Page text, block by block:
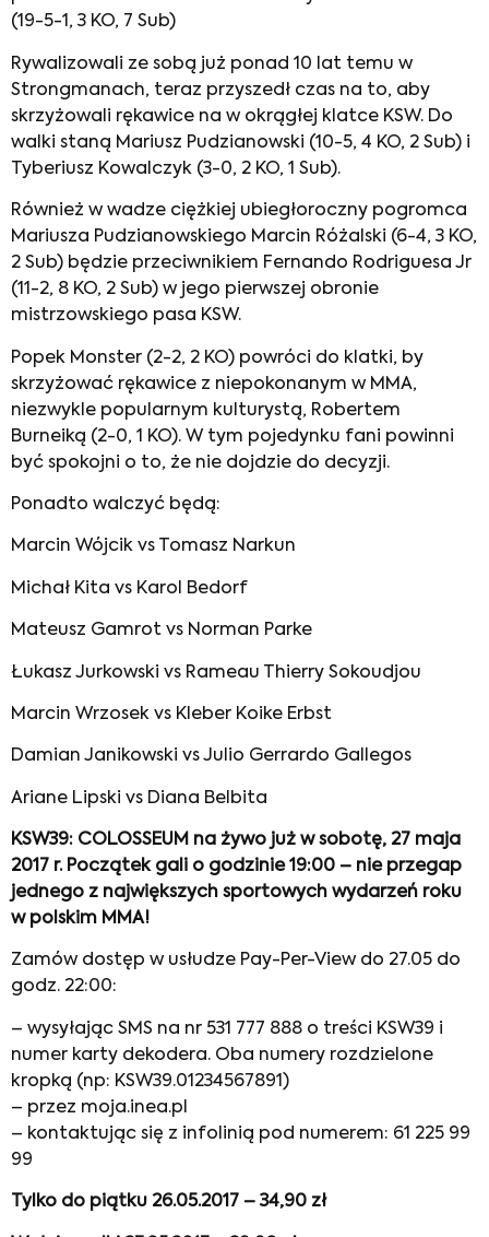
(19-5-1, 3 KO, 7 Sub)
Rywalizowali ze sobą już ponad 10 lat temu w
Strongmanach, teraz przyszedł czas na to, aby
skrzyżowali rękawice na w okrągłej klatce KSW. Do
walki staną Mariusz Pudzianowski (10-5, 4 KO, 2 Sub) i
Tyberiusz Kowalczyk (3-0, 2 KO, 1 Sub).
Również w wadze ciężkiej ubiegłoroczny pogromca
Mariusza Pudzianowskiego Marcin Różalski (6-4, 3 KO,
2 Sub) będzie przeciwnikiem Fernando Rodriguesa Jr
(11-2, 8 KO, 2 Sub) w jego pierwszej obronie
mistrzowskiego pasa KSW.
Popek Monster (2-2, 2 KO) powróci do klatki, by
skrzyżować rękawice z niepokonanym w MMA,
niezwykle popularnym kulturystą, Robertem
Burneiką (2-0, 1 KO). W tym pojedynku fani powinni
być spokojni o to, że nie dojdzie do decyzji.
Ponadto walczyć będą:
Marcin Wójcik vs Tomasz Narkun
Michał Kita vs Karol Bedorf
Mateusz Gamrot vs Norman Parke
Łukasz Jurkowski vs Rameau Thierry Sokoudjou
Marcin Wrzosek vs Kleber Koike Erbst
Damian Janikowski vs Julio Gerrardo Gallegos
Ariane Lipski vs Diana Belbita
KSW39: COLOSSEUM na żywo już w sobotę, 27 maja
2017 r. Początek gali o godzinie 19:00 – nie przegap
jednego z największych sportowych wydarzeń roku
w polskim MMA!
Zamów dostęp w usłudze Pay-Per-View do 27.05 do
godz. 22:00:
– wysyłając SMS na nr 531 777 888 o treści KSW39 i
numer karty dekodera. Oba numery rozdzielone
kropką (np: KSW39.01234567891)
– przez moja.inea.pl
– kontaktując się z infolinią pod numerem: 61 225 99
99
Tylko do piątku 26.05.2017 – 34,90 zł